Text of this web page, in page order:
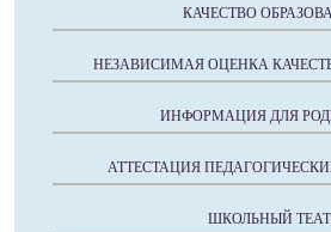
КАЧЕСТВО
НЕЗАВИСИМАЯ ОЦЕНКА
ИНФОРМАЦИЯ ДЛЯ
АТТЕСТАЦИЯ
ШКОЛЬНЫЙ